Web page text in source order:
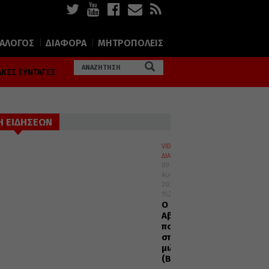
ΔΙΑΦΟΡΑ ΜΗΤΡΟΠΟΛΕΙΣ
ΣΥΝΤΑΓΕΣ
ΕΙΔΗΣΕΩΝ
VIDEOS
ΔΙΑΦΟΡΑ
09
Αυγούστου
2026
15:22
Ο
Αββάς
που
σπάνια
μιλούσε
(Βίντεο)